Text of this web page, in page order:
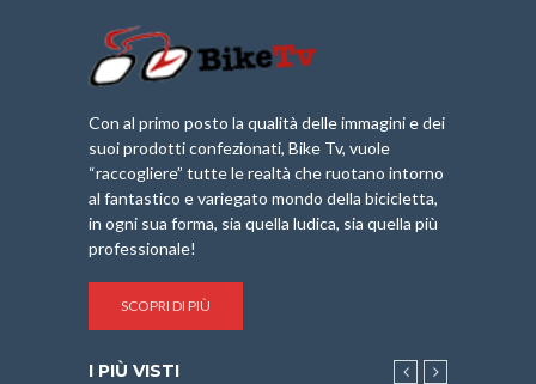
Con al primo posto la qualità delle immagini e dei
suoi prodotti confezionati, Bike Tv, vuole
“raccogliere” tutte le realtà che ruotano intorno
al fantastico e variegato mondo della bicicletta,
in ogni sua forma, sia quella ludica, sia quella più
professionale!
SCOPRI DI PIÙ
I PIÙ VISTI